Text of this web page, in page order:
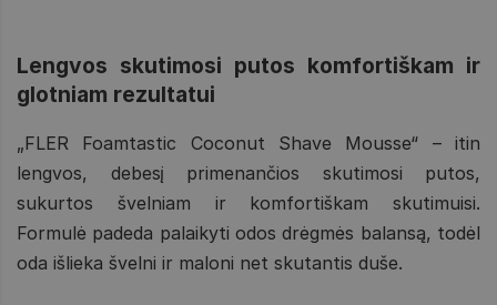
Lengvos skutimosi putos komfortiškam ir
glotniam rezultatui
„FLER Foamtastic Coconut Shave Mousse“ – itin
lengvos, debesį primenančios skutimosi putos,
sukurtos švelniam ir komfortiškam skutimuisi.
Formulė padeda palaikyti odos drėgmės balansą, todėl
oda išlieka švelni ir maloni net skutantis duše.